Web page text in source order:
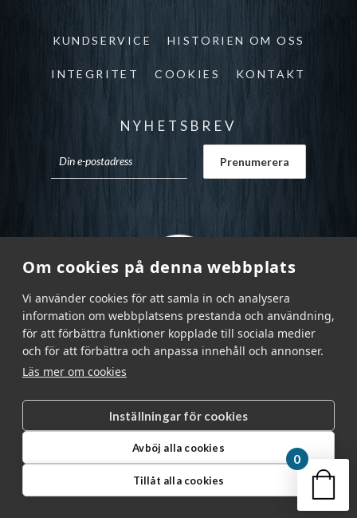
Om cookies på denna webbplats
Vi använder cookies för att samla in och analysera
information om webbplatsens prestanda och användning,
för att förbättra funktioner kopplade till sociala medier
och för att förbättra och anpassa innehåll och annonser.
Läs mer om cookies
Inställningar för cookies
Avböj alla cookies
Tillåt alla cookies
KUNDSERVICE HISTORIEN OM OSS
INTEGRITET COOKIES KONTAKT
NYHETSBREV
Garnr Sverige AB © 2026 |
info@garnr.se
|
031 - 92 94 92
Din
0